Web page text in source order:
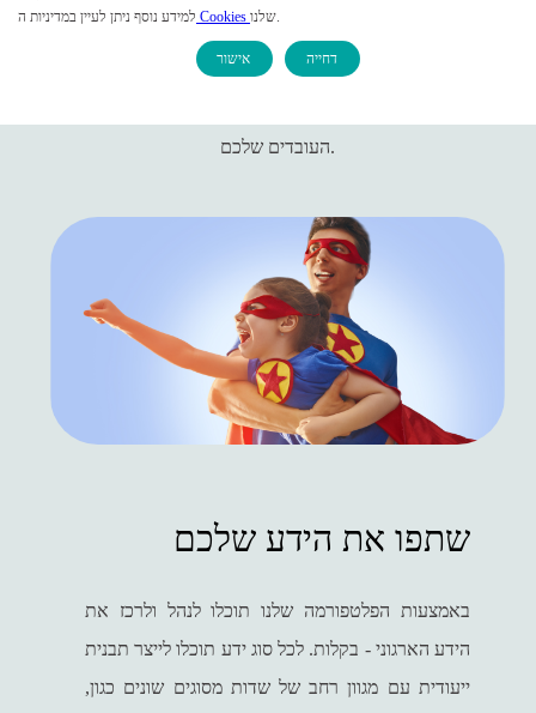
העובדים שלכם.
שתפו את הידע שלכם
באמצעות הפלטפורמה שלנו תוכלו לנהל ולרכז את
הידע הארגוני - בקלות. לכל סוג ידע תוכלו לייצר תבנית
ייעודית עם מגוון רחב של שדות מסוגים שונים כגון,
למידע נוסף ניתן לעיין במדיניות ה Cookies שלנו.
אישור דחייה